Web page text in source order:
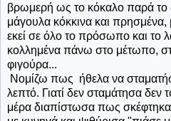
βρωμερή ως το κόκαλο παρά το
μάγουλα κόκκινα και πρησμένα,
εκεί σε όλο το πρόσωπο και το
κολλημένα πάνω στο μέτωπο,
φιγούρα...
Νομίζω πως ήθελα να
λεπτό. Γιατί δεν σταμάτησα δεν
μέρα διαπίστωσα πως